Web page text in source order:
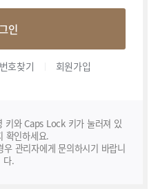
인
호찾기 회원가입
키와 Caps Lock 키가 눌러져 있
확인하세요.
관리자에게 문의하시기 바랍니
다.